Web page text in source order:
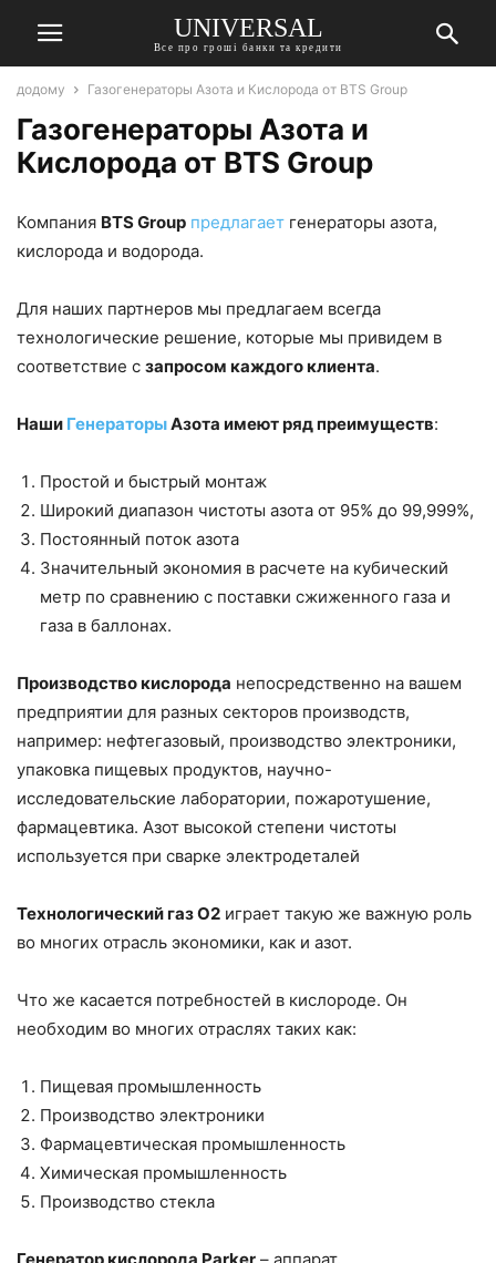
UNIVERSAL
Все про гроші банки та кредити
додому Газогенераторы Азота и Кислорода от BTS Group
Газогенераторы Азота и
Кислорода от BTS Group
Компания BTS Group предлагает генераторы азота,
кислорода и водорода.
Для наших партнеров мы предлагаем всегда
технологические решение, которые мы привидем в
соответствие с запросом каждого клиента.
Наши ГенераторыАзота имеют ряд преимуществ:
Простой и быстрый монтаж
Широкий диапазон чистоты азота от 95% до 99,999%,
Постоянный поток азота
Значительный экономия в расчете на кубический
метр по сравнению с поставки сжиженного газа и
газа в баллонах.
Производство кислорода непосредственно на вашем
предприятии для разных секторов производств,
например: нефтегазовый, производство электроники,
упаковка пищевых продуктов, научно-
исследовательские лаборатории, пожаротушение,
фармацевтика. Азот высокой степени чистоты
используется при сварке электродеталей
Технологический газ O2 играет такую ​​же важную роль
во многих отрасль экономики, как и азот.
Что же касается потребностей в кислороде. Он
необходим во многих отраслях таких как:
Пищевая промышленность
Производство электроники
Фармацевтическая промышленность
Химическая промышленность
Производство стекла